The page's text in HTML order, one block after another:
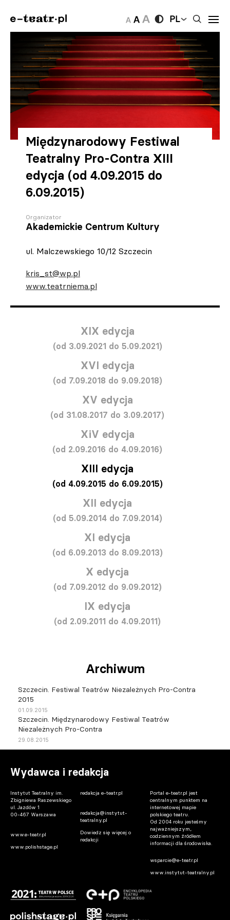
PL
Międzynarodowy Festiwal
Teatralny Pro-Contra XIII
edycja (od 4.09.2015 do
6.09.2015)
Organizator
Akademickie Centrum Kultury
ul. Malczewskiego 10/12 Szczecin
kris_st@wp.pl
www.teatrniema.pl
XIX edycja
(od 3.09.2021 do 5.09.2021)
XVI edycja
(od 7.09.2018 do 9.09.2018)
XV edycja
(od 31.08.2017 do 3.09.2017)
XiV edycja
(od 2.09.2016 do 4.09.2016)
XIII edycja
(od 4.09.2015 do 6.09.2015)
XII edycja
(od 5.09.2014 do 7.09.2014)
XI edycja
(od 6.09.2013 do 8.09.2013)
X edycja
(od 7.09.2012 do 9.09.2012)
IX edycja
(od 2.09.2011 do 4.09.2011)
Archiwum
Szczecin. Festiwal Teatrów Niezależnych Pro-Contra
2015
01.09.2015
Szczecin. Międzynarodowy Festiwal Teatrów
Niezależnych Pro-Contra
29.08.2015
Wydawca i redakcja
Instytut Teatralny im.
Zbigniewa Raszewskiego
ul. Jazdów 1
00-467 Warszawa
www.e-teatr.pl
www.polishstage.pl
redakcja e-teatr.pl
redakcja@instytut-
teatralny.pl
Dowiedz się więcej o
redakcji
Portal e-teatr.pl jest
centralnym punktem na
internetowej mapie
polskiego teatru.
Od 2004 roku jesteśmy
najważniejszym,
codziennym źródłem
informacji dla środowiska.
wsparcie@e-teatr.pl
www.instytut-teatralny.pl